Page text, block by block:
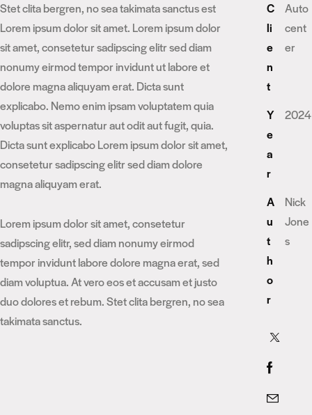
Stet clita bergren, no sea takimata sanctus est
Lorem ipsum dolor sit amet. Lorem ipsum dolor
sit amet, consetetur sadipscing elitr sed diam
nonumy eirmod tempor invidunt ut labore et
dolore magna aliquyam erat. Dicta sunt
explicabo. Nemo enim ipsam voluptatem quia
voluptas sit aspernatur aut odit aut fugit, quia.
Dicta sunt explicabo Lorem ipsum dolor sit amet,
consetetur sadipscing elitr sed diam dolore
magna aliquyam erat.
Lorem ipsum dolor sit amet, consetetur
sadipscing elitr, sed diam nonumy eirmod
tempor invidunt labore dolore magna erat, sed
diam voluptua. At vero eos et accusam et justo
duo dolores et rebum. Stet clita bergren, no sea
takimata sanctus.
C
li
e
n
t
Auto
cent
er
Y
e
a
r
2024
A
u
t
h
o
r
Nick
Jone
s